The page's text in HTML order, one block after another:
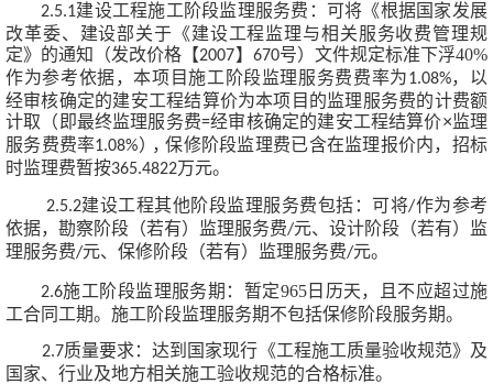
2.5.1建设工程施工阶段监理服务费：可将《根据国家发展
改革委、建设部关于《建设工程监理与相关服务收费管理规
定》的通知（发改价格【2007】 670号）文件规定标准下浮40%
作为参考依据，本项目施工阶段监理服务费费率为1.08%， 以
经审核确定的建安工程结算价为本项目的监理服务费的计费额
计取（即最终监理服务费=经审核确定的建安工程结算价×监理
服务费费率1.08%），保修阶段监理费已含在监理报价内，招标
时监理费暂按365.4822万元。
2.5.2建设工程其他阶段监理服务费包括：可将/作为参考
依据，勘察阶段（若有）监理服务费/元、设计阶段（若有）监
理服务费/元、保修阶段（若有）监理服务费/元。
2.6施工阶段监理服务期： 暂定965日历天，且不应超过施
工合同工期。施工阶段监理服务期不包括保修阶段服务期。
2.7质量要求：达到国家现行《工程施工质量验收规范》及
国家、行业及地方相关施工验收规范的合格标准。